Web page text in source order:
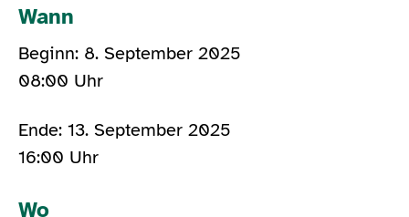
Wann
Beginn: 8. September 2025
08:00 Uhr
Ende: 13. September 2025
16:00 Uhr
Wo